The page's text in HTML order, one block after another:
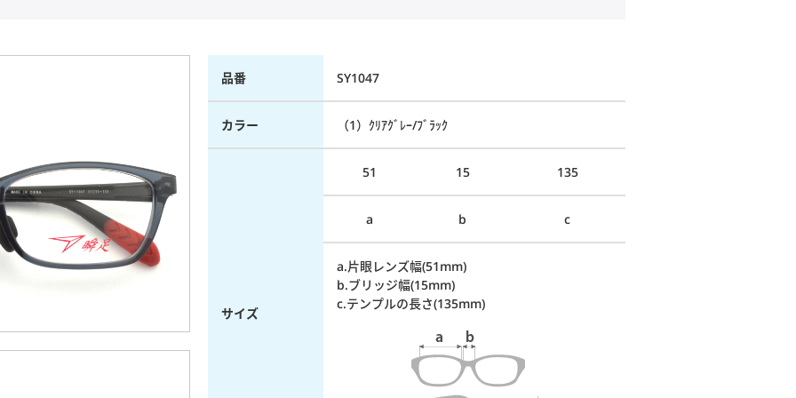
品番 SY1047
カラー （1）ｸﾘｱｸﾞﾚｰ/ﾌﾞﾗｯｸ
サイズ
51 15 135
a b c
a.片眼レンズ幅(51mm)
b.ブリッジ幅(15mm)
c.テンプルの長さ(135mm)